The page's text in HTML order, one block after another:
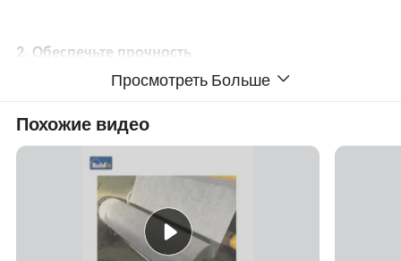
2. Обеспечьте прочность
Продлите срок службы кровли! Защита от влаги
необходима для защиты от повреждения, так как
крыша и лежащая в ее основе конструкция
выдерживают испытание временем.
3. Поддерживайте эффективность изоляции
Просмотреть Больше
Похожие видео